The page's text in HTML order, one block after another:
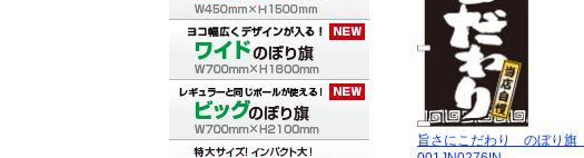
旨さにこだわり のぼり旗